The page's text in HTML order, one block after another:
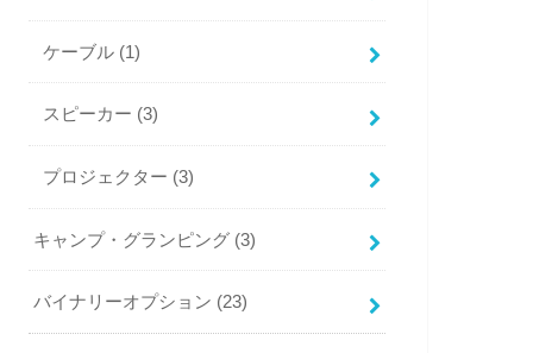
ケーブル (1)
スピーカー (3)
プロジェクター (3)
キャンプ・グランピング (3)
バイナリーオプション (23)